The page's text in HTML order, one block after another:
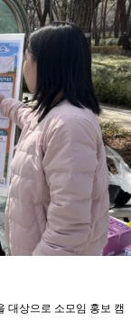
대상으로 소모임 홍보 캠